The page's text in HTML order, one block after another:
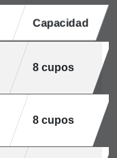
Capacidad
8 cupos
8 cupos